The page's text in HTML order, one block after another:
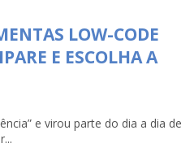
LOW-CODE
E ESCOLHA A
e virou parte do dia a dia de